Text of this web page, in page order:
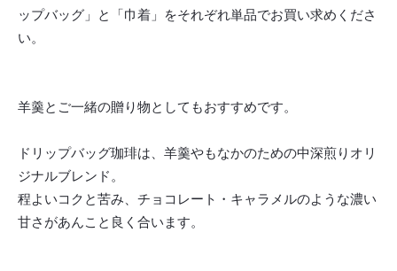
ップバッグ」と「巾着」をそれぞれ単品でお買い求めくださ
い。
羊羹とご一緒の贈り物としてもおすすめです。
ドリップバッグ珈琲は、羊羹やもなかのための中深煎りオリ
ジナルブレンド。
程よいコクと苦み、チョコレート・キャラメルのような濃い
甘さがあんこと良く合います。